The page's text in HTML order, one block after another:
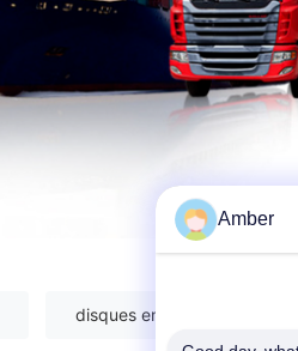
disques en verre de quartz
Amber